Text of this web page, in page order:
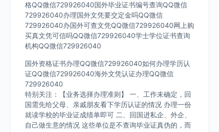
格QQ微信729926040国外毕业证书编号查询QQ微信
729926040办理国外文凭要交定金吗QQ微信
729926040办国外可查文凭QQ微信729926040网上购
买真文凭可信吗QQ微信729926040学士学位证书查询
机构QQ微信729926040
国外资格证书办理QQ微信729926040如何办理学历认
证QQ微信729926040海外文凭认证办理QQ微信
729926040
特别关注：【业务选择办理准则】 一、工作未确定，回
国需先给父母、亲戚朋友看下学历认证的情况 办理一份
就读学校的毕业证成绩单即可 二、回国进私企、外企、
自己做生意的情况 这些单位是不查询毕业证真伪的，而